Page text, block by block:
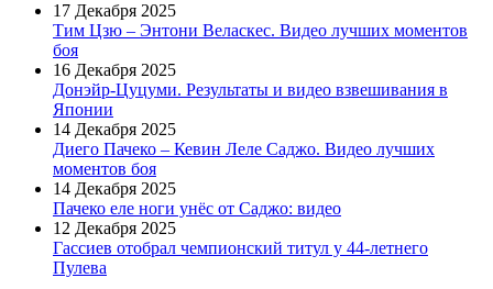
17 Декабря 2025
Тим Цзю – Энтони Веласкес. Видео лучших моментов
боя
16 Декабря 2025
Донэйр-Цуцуми. Результаты и видео взвешивания в
Японии
14 Декабря 2025
Диего Пачеко – Кевин Леле Саджо. Видео лучших
моментов боя
14 Декабря 2025
Пачеко еле ноги унёс от Саджо: видео
12 Декабря 2025
Гассиев отобрал чемпионский титул у 44-летнего
Пулева